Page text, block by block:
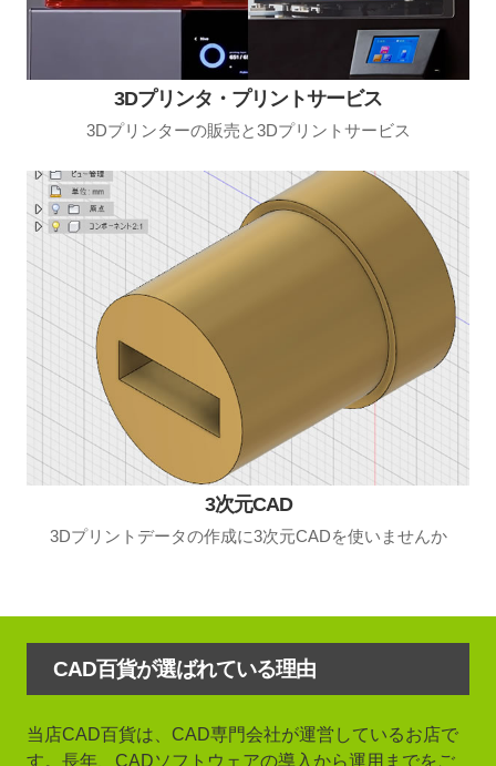
3Dプリンタ・プリントサービス
3Dプリンターの販売と3Dプリントサービス
3次元CAD
3Dプリントデータの作成に3次元CADを使いませんか
CAD百貨が選ばれている理由
当店CAD百貨は、CAD専門会社が運営しているお店で
す。長年、CADソフトウェアの導入から運用までをご